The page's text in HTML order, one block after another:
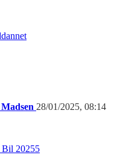
28/01/2025, 08:14
5